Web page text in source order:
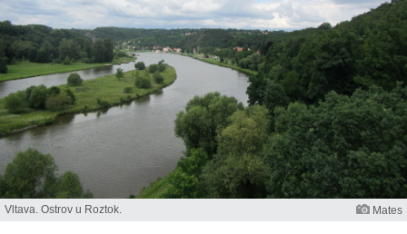
Vltava. Ostrov u Roztok. Mates